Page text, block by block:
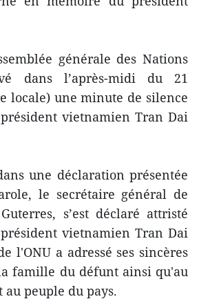
générale des Nations
dans l’après-midi du 21
locale) une minute de silence
vietnamien Tran Dai
une déclaration présentée
le secrétaire général de
s’est déclaré attristé
vietnamien Tran Dai
l'ONU a adressé ses sincères
famille du défunt ainsi qu'au
peuple du pays.